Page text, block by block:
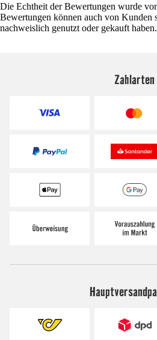
Die Echtheit der Bewertungen wurde
Bewertungen können auch von Kunden
nachweislich genutzt oder gekauft haben.
Zahlarten